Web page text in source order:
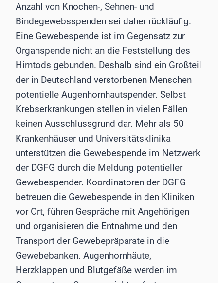
Anzahl von Knochen-, Sehnen- und
Bindegewebsspenden sei daher rückläufig.
Eine Gewebespende ist im Gegensatz zur
Organspende nicht an die Feststellung des
Hirntods gebunden. Deshalb sind ein Großteil
der in Deutschland verstorbenen Menschen
potentielle Augenhornhautspender. Selbst
Krebserkrankungen stellen in vielen Fällen
keinen Ausschlussgrund dar. Mehr als 50
Krankenhäuser und Universitätsklinika
unterstützen die Gewebespende im Netzwerk
der DGFG durch die Meldung potentieller
Gewebespender. Koordinatoren der DGFG
betreuen die Gewebespende in den Kliniken
vor Ort, führen Gespräche mit Angehörigen
und organisieren die Entnahme und den
Transport der Gewebepräparate in die
Gewebebanken. Augenhornhäute,
Herzklappen und Blutgefäße werden im